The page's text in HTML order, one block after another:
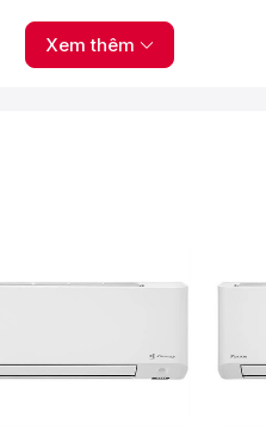
thoải mái CoandaCảm
Xem thêm